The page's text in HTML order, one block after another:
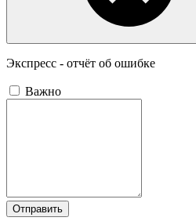
Экспресс - отчёт об ошибке
Важно
Отправить